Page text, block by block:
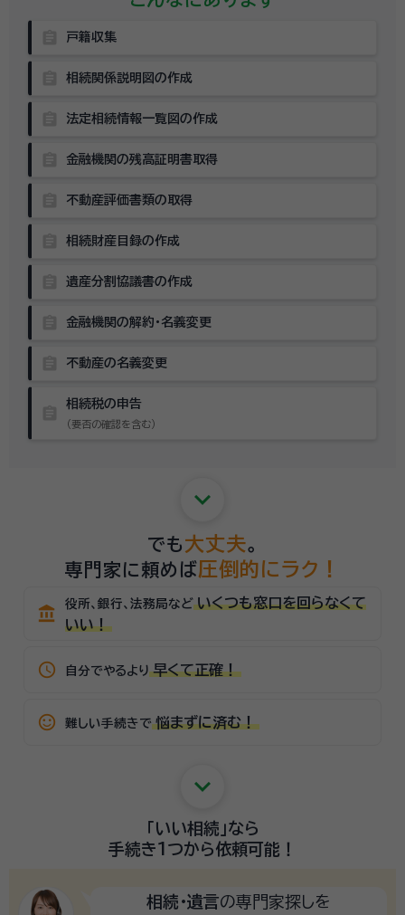
戸籍収集
相続関係説明図の作成
法定相続情報一覧図の作成
金融機関の残高証明書取得
不動産評価書類の取得
相続財産目録の作成
遺産分割協議書の作成
金融機関の解約・名義変更
不動産の名義変更
相続税の申告
（要否の確認を含む）
keyboard_arrow_down
でも 大丈夫。
専門家に頼めば圧倒的にラク！
account_balance 役所、銀行、法務局など いくつも窓口を回らなくて
いい！
schedule 自分でやるより 早くて正確！
sentiment_satisfied_alt 難しい手続きで 悩まずに済む！
keyboard_arrow_down
「いい相続」なら
手続き1つから依頼可能！
相続・遺言の専門家探しを